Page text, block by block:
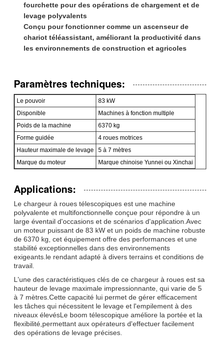
fourchette pour des opérations de chargement et de
levage polyvalents
Conçu pour fonctionner comme un ascenseur de
chariot téléassistant, améliorant la productivité dans
les environnements de construction et agricoles
Paramètres techniques:
Le pouvoir
83 kW
Disponible
Machines à fonction multiple
Poids de la machine
6370 kg
Forme guidée
4 roues motrices
Hauteur maximale de levage
5 à 7 mètres
Marque du moteur
Marque chinoise Yunnei ou Xinchai
Applications:
Le chargeur à roues télescopiques est une machine
polyvalente et multifonctionnelle conçue pour répondre à un
large éventail d'occasions et de scénarios d'application.Avec
un moteur puissant de 83 kW et un poids de machine robuste
de 6370 kg, cet équipement offre des performances et une
stabilité exceptionnelles dans des environnements
exigeants.le rendant adapté à divers terrains et conditions de
travail.
L'une des caractéristiques clés de ce chargeur à roues est sa
hauteur de levage maximale impressionnante, qui varie de 5
à 7 mètres.Cette capacité lui permet de gérer efficacement
les tâches qui nécessitent le levage et l'empilement à des
niveaux élevésLe boom télescopique améliore la portée et la
flexibilité,permettant aux opérateurs d'effectuer facilement
des opérations de levage précises.